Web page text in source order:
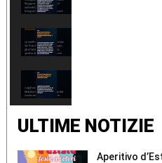
#Shorts
il
Chiese
illesa
la
di
ULTIME NOTIZIE
Aperitivo